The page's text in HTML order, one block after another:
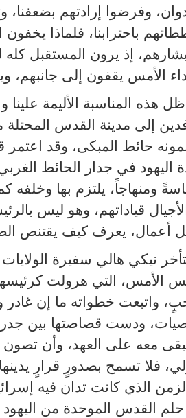
وفرضوا إرادتهم بضعفنا،
باحترابنا، فلماذا
إذ يرون المستقبل
الأمس يقفون إلى جانبهم،
هذه المناسبة الأليمة
إلى مدينة القدس
حائط المبكى، وقد اعتمر
اليهود في جدار الحائط
ومنهاجاً، يلتزم بها وخلفه
قياداتهم، وهو ليس
أعمال، يعرف كيف يقتنص
نيكي هالي سفيرة
الأمس، التي هرولت
واتبعت خطواته ما إن غادر
ودست قصاصتها بين
معه على العهد، وأن
فلا تسمح بصدورٍ قرارٍ
الذي كانت تدان فيه
القدس الموحدة من اليهود